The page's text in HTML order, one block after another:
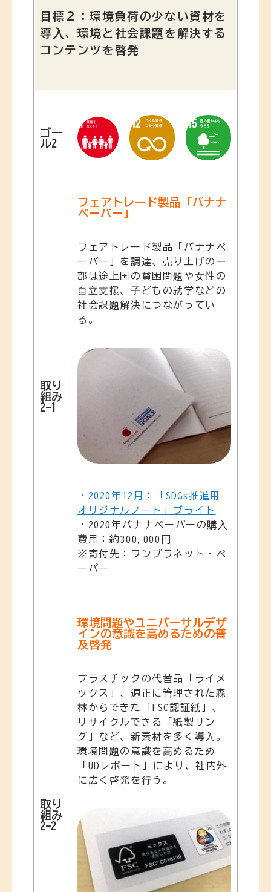
目標２：環境負荷の少ない資材を
導⼊、環境と社会課題を解決する
コンテンツを啓発
ゴー
ル2
取り
組み
2-1
フェアトレード製品「バナナ
ペーパー」
フェアトレード製品「バナナペ
ーパー」を調達、売り上げの⼀
部は途上国の貧困問題や⼥性の
⾃⽴⽀援、⼦どもの就学などの
社会課題解決につながってい
る。
・2020年12月：「SDGs推進用
オリジナルノート」ブライト
・2020年バナナペーパーの購⼊
費用：約300,000円
※寄付先：ワンプラネット・ペ
ーパー
取り
組み
2-2
環境問題やユニバーサルデザ
インの意識を高めるための普
及啓発
プラスチックの代替品「ライメ
ックス」、適正に管理された森
林からできた「FSC認証紙」、
リサイクルできる「紙製リン
グ」など、新素材を多く導⼊。
環境問題の意識を⾼めるため
「UDレポート」により、社内外
に広く啓発を⾏う。